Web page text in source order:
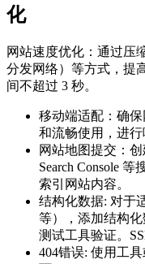
化
网站速度优化：通过压
分发网络）等方式，提
间不超过 3 秒。
移动端适配：确
和流畅使用，进行
网站地图提交：
Search Console
索引网站内容。
结构化数据: 对于
等），添加结构
测试工具验证。
404错误: 使用工具